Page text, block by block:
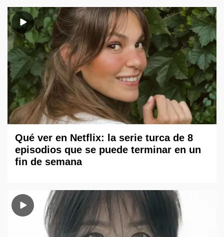
Qué ver en Netflix: la serie turca de 8
episodios que se puede terminar en un
fin de semana